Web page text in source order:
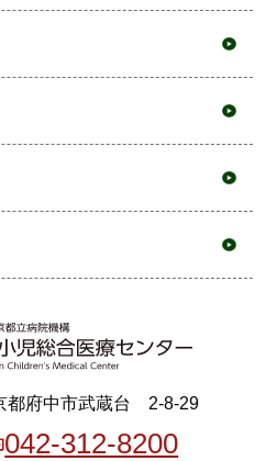
府中市武蔵台 2-8-29
042-312-8200